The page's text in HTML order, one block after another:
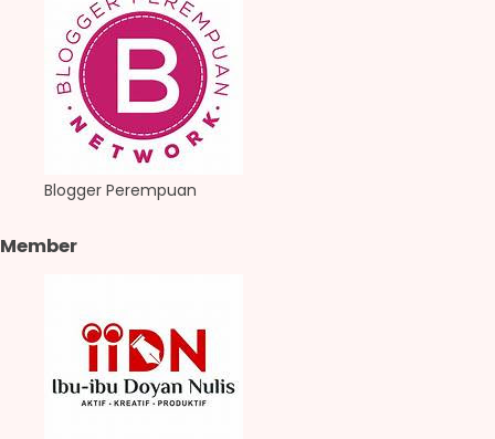
Blogger Perempuan
Member